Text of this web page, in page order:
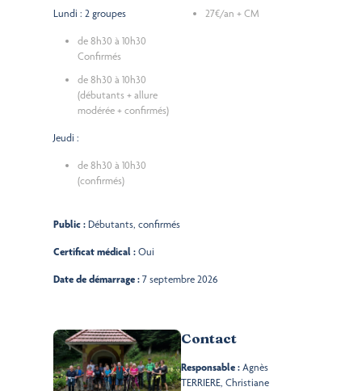
Lundi : 2 groupes
de 8h30 à 10h30
Confirmés
de 8h30 à 10h30
(débutants + allure
modérée + confirmés)
Jeudi :
de 8h30 à 10h30
(confirmés)
27€/an + CM
Public : Débutants, confirmés
Certificat médical : Oui
Date de démarrage : 7 septembre 2026
Contact
Responsable :Agnès
TERRIERE, Christiane